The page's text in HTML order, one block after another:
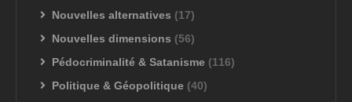
Nouvelles alternatives (17)
Nouvelles dimensions (56)
Pédocriminalité & Satanisme (116)
Politique & Géopolitique (40)